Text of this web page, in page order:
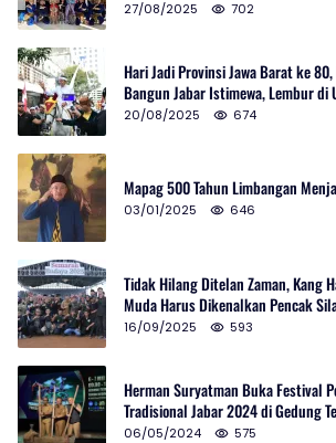
27/08/2025 702
Hari Jadi Provinsi Jawa Barat ke
Bangun Jabar Istimewa, Lembur di
20/08/2025 674
Mapag 500 Tahun Limbangan
03/01/2025 646
Tidak Hilang Ditelan Zaman, Kang
Muda Harus Dikenalkan Pencak
16/09/2025 593
Herman Suryatman Buka Festival
Tradisional Jabar 2024 di Gedung
06/05/2024 575